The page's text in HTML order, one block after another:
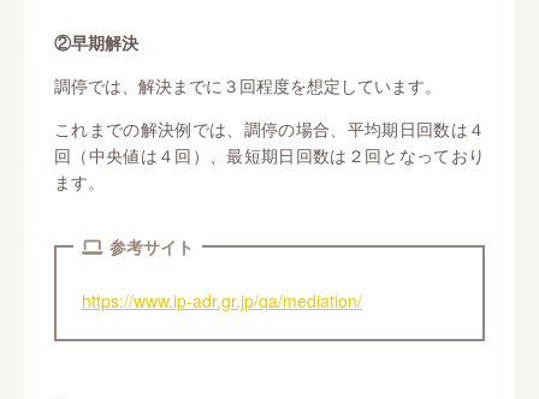
②早期解決
調停では、解決までに３回程度を想定しています。
これまでの解決例では、調停の場合、平均期日回数は４
回（中央値は４回）、最短期日回数は２回となっており
ます。
参考サイト
https://www.ip-adr.gr.jp/qa/mediation/